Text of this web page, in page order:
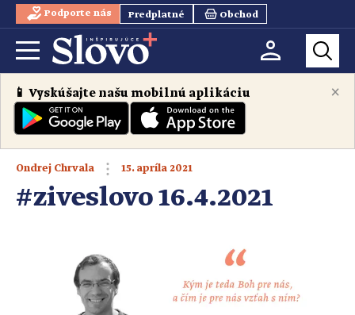
Podporte nás Predplatné Obchod
×
📱 Vyskúšajte našu mobilnú aplikáciu
Ondrej Chrvala 15. apríla 2021
#ziveslovo 16.4.2021